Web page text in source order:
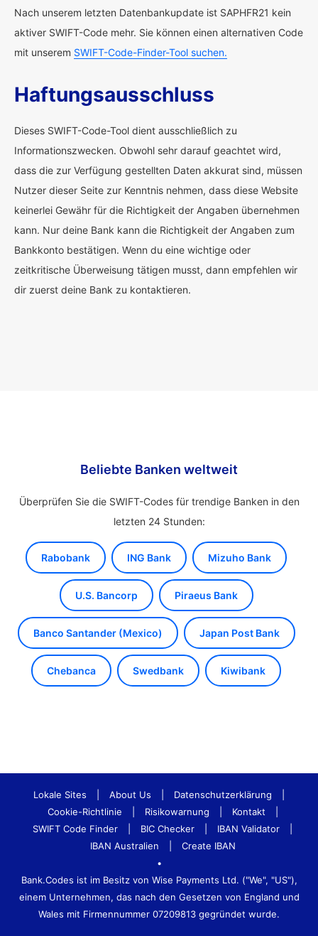
Nach unserem letzten Datenbankupdate ist SAPHFR21 kein
aktiver SWIFT-Code mehr. Sie können einen alternativen Code
mit unserem SWIFT-Code-Finder-Tool suchen.
Haftungsausschluss
Dieses SWIFT-Code-Tool dient ausschließlich zu
Informationszwecken. Obwohl sehr darauf geachtet wird,
dass die zur Verfügung gestellten Daten akkurat sind, müssen
Nutzer dieser Seite zur Kenntnis nehmen, dass diese Website
keinerlei Gewähr für die Richtigkeit der Angaben übernehmen
kann. Nur deine Bank kann die Richtigkeit der Angaben zum
Bankkonto bestätigen. Wenn du eine wichtige oder
zeitkritische Überweisung tätigen musst, dann empfehlen wir
dir zuerst deine Bank zu kontaktieren.
Beliebte Banken weltweit
Überprüfen Sie die SWIFT-Codes für trendige Banken in den
letzten 24 Stunden:
Rabobank ING Bank Mizuho Bank
U.S. Bancorp Piraeus Bank
Banco Santander (Mexico) Japan Post Bank
Chebanca Swedbank Kiwibank
Lokale Sites About Us Datenschutzerklärung
Cookie-Richtlinie
Risikowarnung Kontakt
SWIFT Code Finder
BIC Checker IBAN Validator
IBAN Australien
Create IBAN
•
Bank.Codes ist im Besitz von Wise Payments Ltd. ("We", "US"),
einem Unternehmen, das nach den Gesetzen von England und
Wales mit Firmennummer 07209813 gegründet wurde.